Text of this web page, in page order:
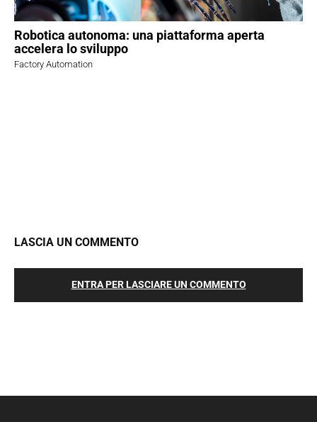
Robotica autonoma: una piattaforma aperta
accelera lo sviluppo
Factory Automation
LASCIA UN COMMENTO
ENTRA PER LASCIARE UN COMMENTO